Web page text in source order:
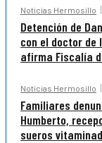
Noticias Hermosillo
Detención de
con el doctor de
afirma Fiscalía
Noticias Hermosillo
Familiares
Humberto,
sueros